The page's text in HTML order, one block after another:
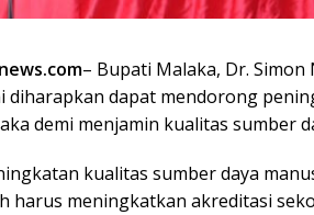
– Bupati Malaka, Dr.
diharapkan dapat mendorong
demi menjamin kualitas sumber
kualitas sumber daya
harus meningkatkan akreditasi